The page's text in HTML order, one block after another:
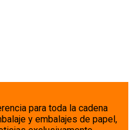
para toda la cadena
y embalajes de papel,